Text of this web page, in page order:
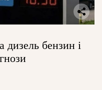
дизель бензин і